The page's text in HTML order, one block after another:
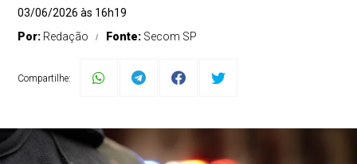
03/06/2026 às 16h19
Por: Redação Fonte: Secom SP
Compartilhe: